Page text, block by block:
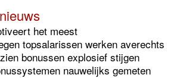
het meest
topsalarissen werken averechts
bonussen explosief stijgen
nauwelijks gemeten